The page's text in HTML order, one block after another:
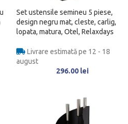
Set ustensile semineu 5 piese,
design negru mat, cleste, carlig,
lopata, matura, Otel, Relaxdays
Livrare estimată pe 12 - 18
august
296.00 lei